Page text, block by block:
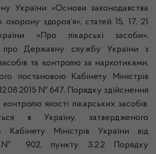
України «Основи законодавства
охорону здоров’я», статей 15, 17, 21
«Про лікарські засоби»,
про Державну службу України з
та контролю за наркотиками,
постановою Кабінету Міністрів
№ 647, Порядку здійснення
якості лікарських засобів,
в Україну, затвердженого
Кабінету Міністрів України від
№ 902, пункту 3.2.2 Порядку